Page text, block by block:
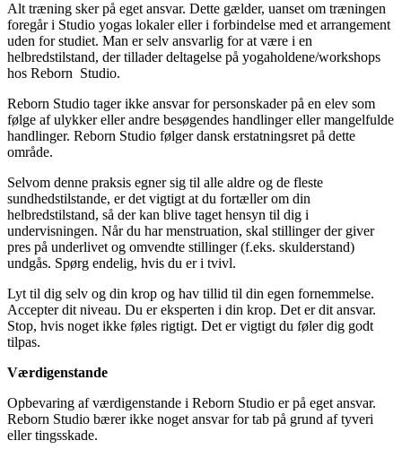
Alt træning sker på eget ansvar. Dette gælder, uanset om træningen
foregår i Studio yogas lokaler eller i forbindelse med et arrangement
uden for studiet. Man er selv ansvarlig for at være i en
helbredstilstand, der tillader deltagelse på yogaholdene/workshops
hos Reborn Studio.
Reborn Studio tager ikke ansvar for personskader på en elev som
følge af ulykker eller andre besøgendes handlinger eller mangelfulde
handlinger. Reborn Studio følger dansk erstatningsret på dette
område.
Selvom denne praksis egner sig til alle aldre og de fleste
sundhedstilstande, er det vigtigt at du fortæller om din
helbredstilstand, så der kan blive taget hensyn til dig i
undervisningen. Når du har menstruation, skal stillinger der giver
pres på underlivet og omvendte stillinger (f.eks. skulderstand)
undgås. Spørg endelig, hvis du er i tvivl.
Lyt til dig selv og din krop og hav tillid til din egen fornemmelse.
Accepter dit niveau. Du er eksperten i din krop. Det er dit ansvar.
Stop, hvis noget ikke føles rigtigt. Det er vigtigt du føler dig godt
tilpas.
Værdigenstande
Opbevaring af værdigenstande i Reborn Studio er på eget ansvar.
Reborn Studio bærer ikke noget ansvar for tab på grund af tyveri
eller tingsskade.